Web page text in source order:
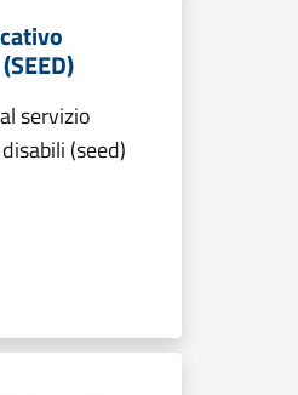
servizio
(seed)